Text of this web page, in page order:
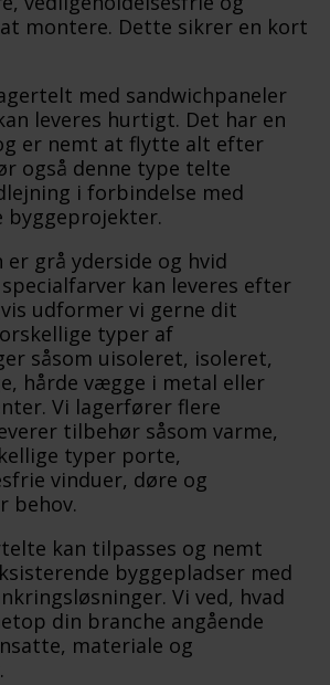
montere. Dette sikrer en kort
med sandwichpaneler
leveres hurtigt. Det har en
er nemt at flytte alt efter
også denne type telte
i forbindelse med
byggeprojekter.
er grå yderside og hvid
kan leveres efter
udformer vi gerne dit
typer af
såsom uisoleret, isoleret,
hårde vægge i metal eller
Vi lagerfører flere
tilbehør såsom varme,
typer porte,
vinduer, døre og
behov.
kan tilpasses og nemt
byggepladser med
Vi ved, hvad
din branche angående
materiale og